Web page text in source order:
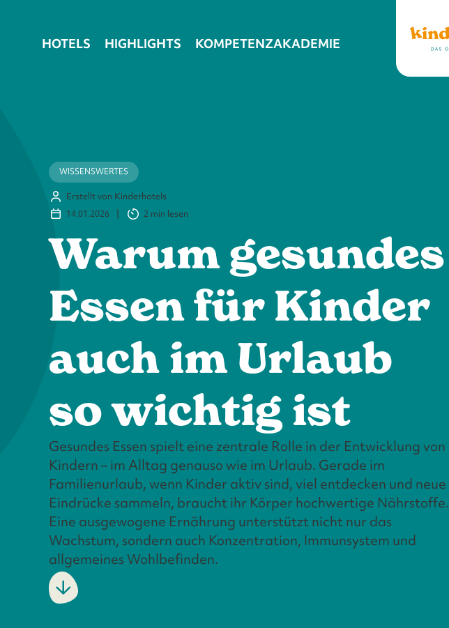
HOTELS HIGHLIGHTS KOMPETENZAKADEMIE
WISSENSWERTES
Erstellt von Kinderhotels
14.01.2026
2 min lesen
Warum gesundes
Essen für Kinder
auch im Urlaub
so wichtig ist
Gesundes Essen spielt eine zentrale Rolle in der Entwicklung von
Kindern – im Alltag genauso wie im Urlaub. Gerade im
Familienurlaub, wenn Kinder aktiv sind, viel entdecken und neue
Eindrücke sammeln, braucht ihr Körper hochwertige Nährstoffe.
Eine ausgewogene Ernährung unterstützt nicht nur das
Wachstum, sondern auch Konzentration, Immunsystem und
allgemeines Wohlbefinden.